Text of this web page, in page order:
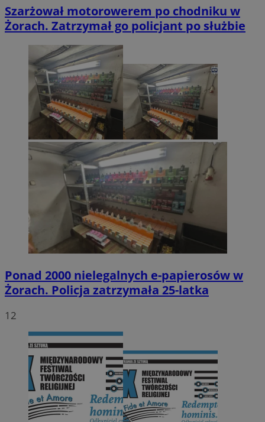
Szarżował motorowerem po chodniku w
Żorach. Zatrzymał go policjant po służbie
Ponad 2000 nielegalnych e-papierosów w
Żorach. Policja zatrzymała 25-latka
12